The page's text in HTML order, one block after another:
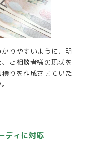
りやすいように、明
ご相談者様の現状を
りを作成させていた
ディに対応